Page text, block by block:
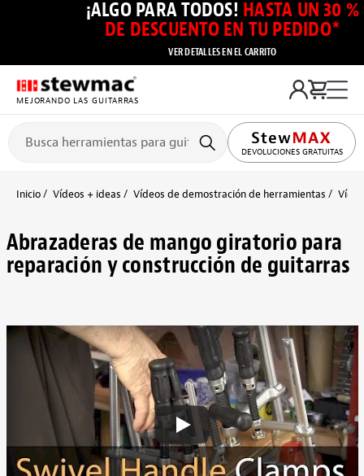
¡ALGO PARA TODOS! HASTA UN 30 %
DE DESCUENTO EN TU PEDIDO*
VER DETALLES EN EL CARRITO
MEJORANDO LAS GUITARRAS
DEVOLUCIONES GRATUITAS
Inicio Vídeos + ideas Vídeos de demostración de herramientas
Abrazaderas de mango giratorio para
reparación y construcción de guitarras